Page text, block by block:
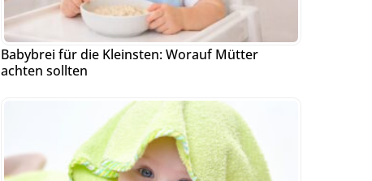
Babybrei für die Kleinsten: Worauf Mütter
achten sollten